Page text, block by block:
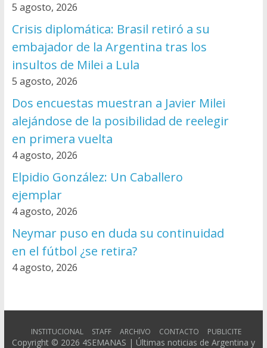
5 agosto, 2026
Crisis diplomática: Brasil retiró a su
embajador de la Argentina tras los
insultos de Milei a Lula
5 agosto, 2026
Dos encuestas muestran a Javier Milei
alejándose de la posibilidad de reelegir
en primera vuelta
4 agosto, 2026
Elpidio González: Un Caballero
ejemplar
4 agosto, 2026
Neymar puso en duda su continuidad
en el fútbol ¿se retira?
4 agosto, 2026
INSTITUCIONAL STAFF ARCHIVO CONTACTO PUBLICITE
Copyright © 2026 4SEMANAS | Últimas noticias de Argentina y